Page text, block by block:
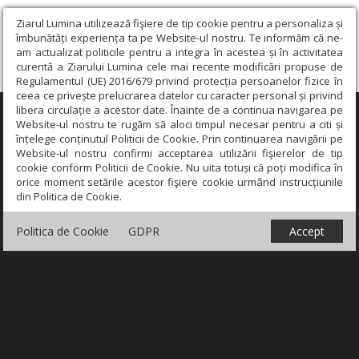
Ziarul Lumina utilizează fişiere de tip cookie pentru a personaliza și
îmbunătăți experiența ta pe Website-ul nostru. Te informăm că ne-
am actualizat politicile pentru a integra în acestea și în activitatea
curentă a Ziarului Lumina cele mai recente modificări propuse de
Regulamentul (UE) 2016/679 privind protecția persoanelor fizice în
ceea ce privește prelucrarea datelor cu caracter personal și privind
libera circulație a acestor date. Înainte de a continua navigarea pe
Website-ul nostru te rugăm să aloci timpul necesar pentru a citi și
înțelege conținutul Politicii de Cookie. Prin continuarea navigării pe
Website-ul nostru confirmi acceptarea utilizării fişierelor de tip
cookie conform Politicii de Cookie. Nu uita totuși că poți modifica în
orice moment setările acestor fişiere cookie urmând instrucțiunile
din Politica de Cookie.
Politica de Cookie GDPR Accept
×